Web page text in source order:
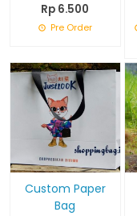
Rp 6.500
Pre Order
Custom Paper
Bag